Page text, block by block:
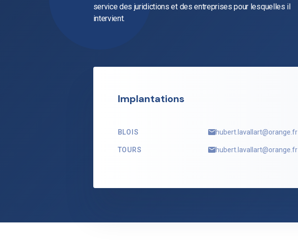
service des juridictions et des entreprises pour lesquelles il
intervient.
Implantations
BLOIS hubert.lavallart@orange.fr
TOURS hubert.lavallart@orange.fr